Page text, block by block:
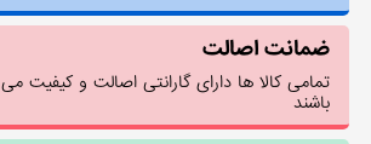
ضمانت اصالت
تمامی کالا ها دارای گارانتی اصالت و کیفیت می
باشند